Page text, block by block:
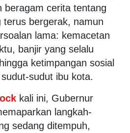
beragam cerita tentang
bergerak, namun
lama: kemacetan
banjir yang selalu
ketimpangan sosial
sudut ibu kota.
kali ini, Gubernur
langkah-
sedang ditempuh,